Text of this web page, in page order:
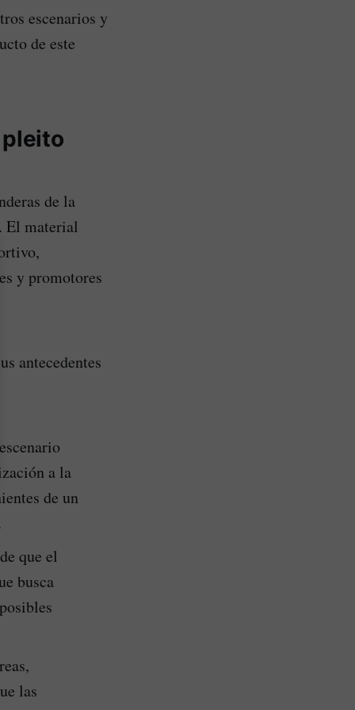
escenarios y
de este
pleito
de la
El material
y promotores
antecedentes
a la
de un
que el
busca
las